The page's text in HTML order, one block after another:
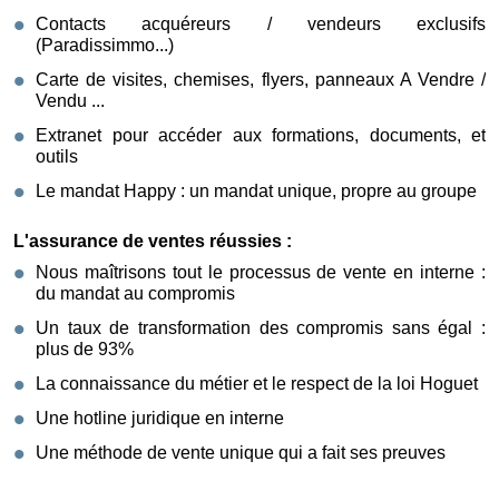
Contacts acquéreurs / vendeurs exclusifs
(Paradissimmo...)
Carte de visites, chemises, flyers, panneaux A Vendre /
Vendu ...
Extranet pour accéder aux formations, documents, et
outils
Le mandat Happy : un mandat unique, propre au groupe
L'assurance de ventes réussies :
Nous maîtrisons tout le processus de vente en interne :
du mandat au compromis
Un taux de transformation des compromis sans égal :
plus de 93%
La connaissance du métier et le respect de la loi Hoguet
Une hotline juridique en interne
Une méthode de vente unique qui a fait ses preuves